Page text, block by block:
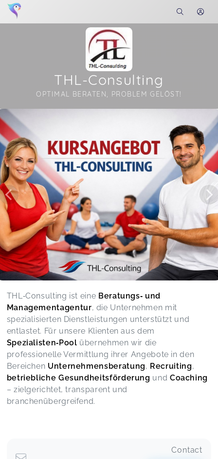
THL-Consulting
OPTIMAL BERATEN, PROBLEM GELÖST!
Soon you will learn more about me here...
THL‑Consulting ist eine Beratungs‑ und
Managementagentur, die Unternehmen mit
spezialisierten Dienstleistungen unterstützt und
entlastet. Für unsere Klienten aus dem
Spezialisten‑Pool übernehmen wir die
professionelle Vermittlung ihrer Angebote in den
Bereichen Unternehmensberatung, Recruiting,
betriebliche Gesundheitsförderung und Coaching
– zielgerichtet, transparent und
branchenübergreifend.
Contact